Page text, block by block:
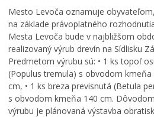
Mesto Levoča oznamuje
na základe právoplatného
Mesta Levoča bude v najbližšom
realizovaný výrub drevín na Sídlisku
Predmetom výrubu sú: • 1 ks topoľ
(Populus tremula) s obvodom kmeňa
cm, • 1 ks breza previsnutá (Betula
s obvodom kmeňa 140 cm. Dôvodom
výrubu je plánovaná výstavba